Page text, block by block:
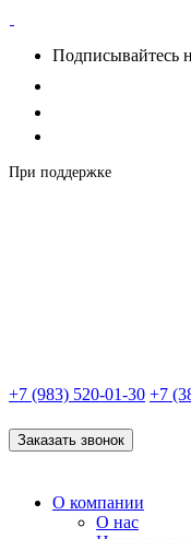
Подписывайтесь
При поддержке
+7 (983) 520-01-30 +7
Заказать звонок
О компании
О нас